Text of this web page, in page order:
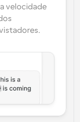
velocidade